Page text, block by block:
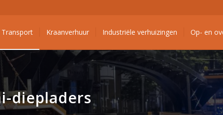
Transport Kraanverhuur Industriële verhuizingen Op- en
diepladers